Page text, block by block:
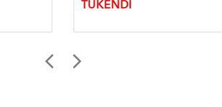
TÜKENDİ